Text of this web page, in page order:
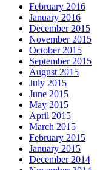
February 2016
January 2016
December 2015
November 2015
October 2015
September 2015
August 2015
July 2015
June 2015
May 2015
April 2015
March 2015
February 2015
January 2015
December 2014